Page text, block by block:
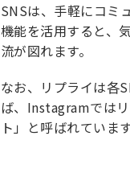
SNSは、手軽にコミ
機能を活用すると、
流が図れます。
なお、リプライは各
ば、Instagramでは
ト」と呼ばれています